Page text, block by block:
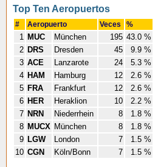
Top Ten Aeropuertos
# Aeropuerto Veces %
1 MUC München 195 43.0 %
2 DRS Dresden 45
9.9 %
3 ACE Lanzarote 24
5.3 %
4 HAM Hamburg 12
2.6 %
5 FRA Frankfurt 12
2.6 %
6 HER Heraklion 10
2.2 %
7 NRN Niederrhein 8
1.8 %
8 MUCX München 8
1.8 %
9 LGW London 7
1.5 %
10 CGN Köln/Bonn 7 1.5 %